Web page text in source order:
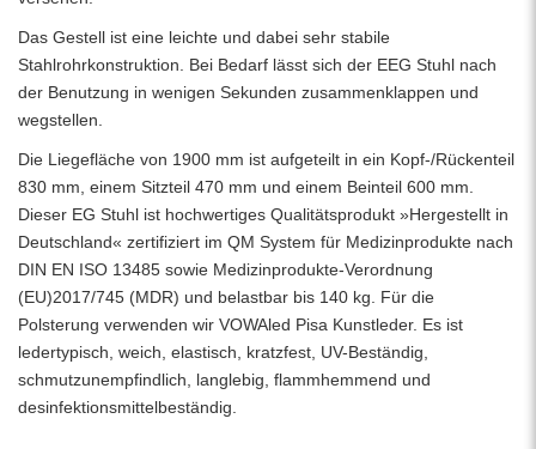
Das Gestell ist eine leichte und dabei sehr stabile
Stahlrohrkonstruktion. Bei Bedarf lässt sich der EEG Stuhl nach
der Benutzung in wenigen Sekunden zusammenklappen und
wegstellen.
Die Liegefläche von 1900 mm ist aufgeteilt in ein Kopf-/Rückenteil
830 mm, einem Sitzteil 470 mm und einem Beinteil 600 mm.
Dieser EG Stuhl ist hochwertiges Qualitätsprodukt »Hergestellt in
Deutschland« zertifiziert im QM System für Medizinprodukte nach
DIN EN ISO 13485 sowie Medizinprodukte-Verordnung
(EU)2017/745 (MDR) und belastbar bis 140 kg. Für die
Polsterung verwenden wir VOWAled Pisa Kunstleder. Es ist
ledertypisch, weich, elastisch, kratzfest, UV-Beständig,
schmutzunempfindlich, langlebig, flammhemmend und
desinfektionsmittelbeständig.